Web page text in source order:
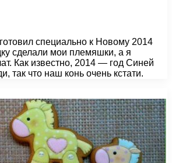
специально к Новому 2014
сделали мои племяшки, а я
Как известно, 2014 — год Синей
так что наш конь очень кстати.